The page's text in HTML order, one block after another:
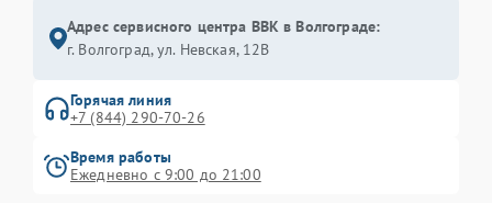
Адрес сервисного центра BBK в Волгограде:
г. Волгоград, ул. Невская, 12В
Горячая линия
+7 (844) 290-70-26
Время работы
Ежедневно с 9:00 до 21:00